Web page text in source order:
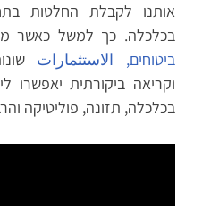
אותנו לקבלת החלטות
בכלכלה. כך למשל כאשר
ביטוחים,
الاستثمارات
וקריאה ביקורתית יאפשרו
בכלכלה, תזונה, פוליטיקה